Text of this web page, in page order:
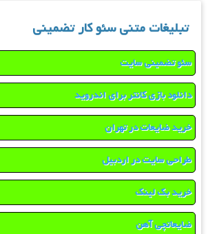
تبلیغات متنی سئو کار تضمینی
سئو تضمینی سایت
دانلود بازی کانتر برای اندروید
خرید ضایعات در تهران
طراحی سایت در اردبیل
خرید بک لینک
ضایعاتچی آهن